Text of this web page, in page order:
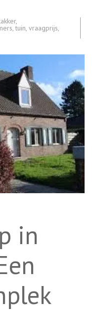
,
,tuin, vraagprijs,
in